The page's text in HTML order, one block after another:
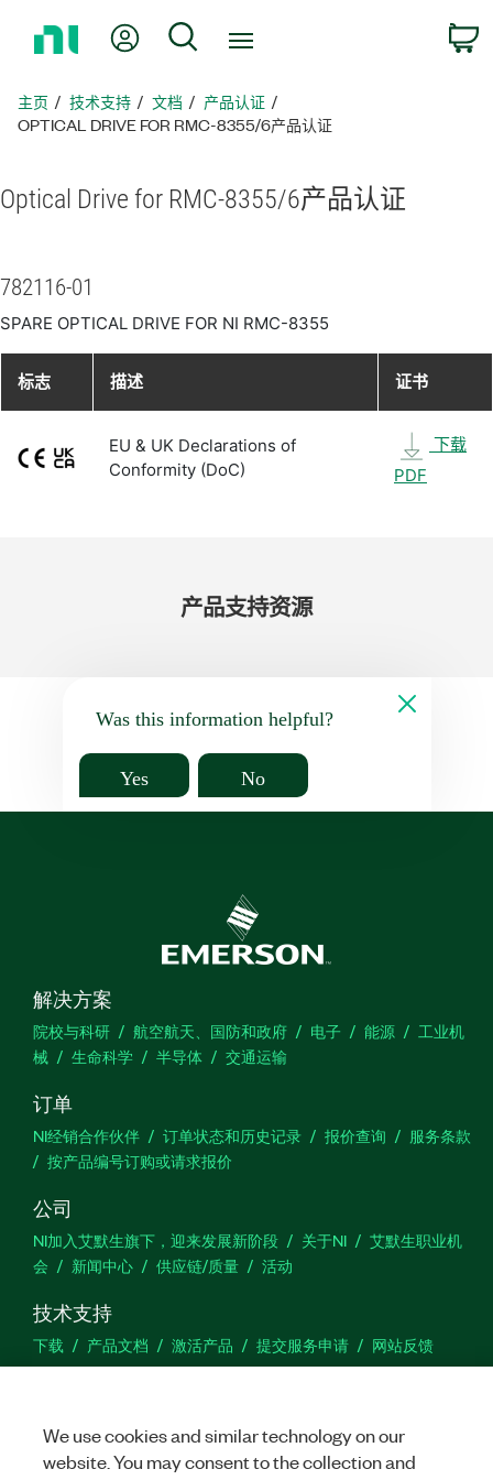
页
我的账户 搜索
主页 技术支持 文档
产品认证
OPTICAL DRIVE FOR RMC-8355/6产品认证
Optical Drive for RMC-8355/6产品认证
782116-01
SPARE OPTICAL DRIVE FOR NI RMC-8355
标志 描述 证书
EU & UK Declarations of
Conformity (DoC)
下载
PDF
产品​支持​资源
Was this information helpful?
Yes No
解决方案
院校与科研 航空航天、国防和政府 电子 能源
工业机
械
生命科学 半导体 交通运输
订单
NI经销合作伙伴 订单状态和历史记录 报价查询
服务条款
按产品编号订购或请求报价
公司
NI加入艾默生旗下，迎来发展新阶段 关于NI
艾默生职业机
会
新闻中心 供应链/质量 活动
技术支持
下载 产品文档 激活产品 提交服务申请 网站反馈
We use cookies and similar technology on our
website. You may consent to the collection and